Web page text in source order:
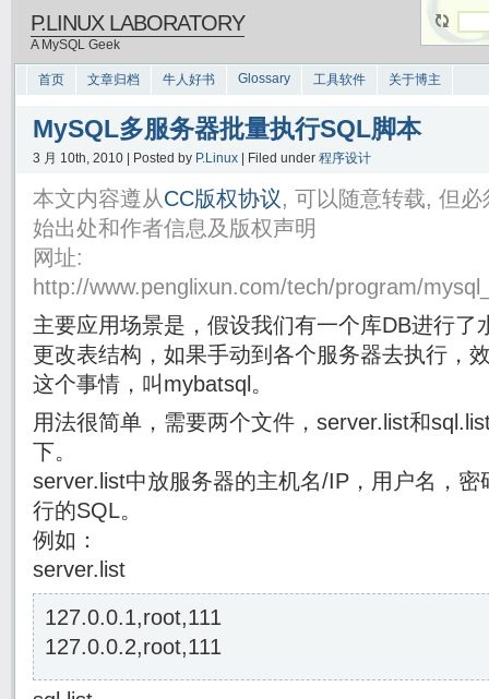
P.LINUX LABORATORY
A MySQL Geek
首页 文章归档 牛人好书 Glossary 工具软件 关于博主
MySQL多服务器批量执行SQL脚本
3 月 10th, 2010 | Posted by P.Linux | Filed under 程序设计
本文内容遵从CC版权协议, 可以随意转载, 但
始出处和作者信息及版权声明
网址:
http://www.penglixun.com/tech/program/
主要应用场景是，假设我们有一个库DB进行了
更改表结构，如果手动到各个服务器去执行，
这个事情，叫mybatsql。
用法很简单，需要两个文件，server.list和
下。
server.list中放服务器的主机名/IP，用户名，
行的SQL。
例如：
server.list
127.0.0.1,root,111
127.0.0.2,root,111